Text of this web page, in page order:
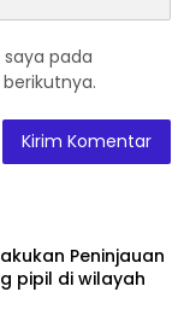
pada
Peninjauan
pipil di wilayah